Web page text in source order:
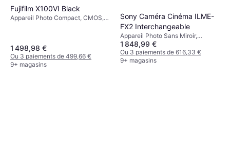
Fujifilm X100VI Black
Appareil Photo Compact, CMOS,
1 498,98 €
Ou 3 paiements de 499,66 €
9+ magasins
Sony Caméra Cinéma ILME-
FX2 Interchangeable
Appareil Photo Sans Miroir,
Continuous Drive, Face Detection
1 848,99 €
Ou 3 paiements de 616,33 €
9+ magasins